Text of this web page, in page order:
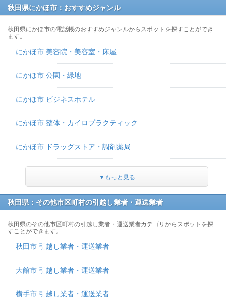
秋田県にかほ市：おすすめジャンル
秋田県にかほ市の電話帳のおすすめジャンルからスポットを探すことができ
ます。
にかほ市 美容院・美容室・床屋
にかほ市 公園・緑地
にかほ市 ビジネスホテル
にかほ市 整体・カイロプラクティック
にかほ市 ドラッグストア・調剤薬局
▼もっと見る
秋田県：その他市区町村の引越し業者・運送業者
秋田県のその他市区町村の引越し業者・運送業者カテゴリからスポットを探
すことができます。
秋田市 引越し業者・運送業者
大館市 引越し業者・運送業者
横手市 引越し業者・運送業者